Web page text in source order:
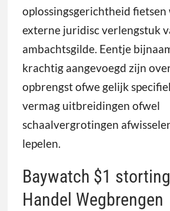
oplossingsgerichtheid fietsen
externe juridisc verlengstuk
ambachtsgilde. Eentje
krachtig aangevoegd zijn
opbrengst ofwe gelijk
vermag uitbreidingen ofwel
schaalvergrotingen
lepelen.
Baywatch $1
Handel Wegbrengen